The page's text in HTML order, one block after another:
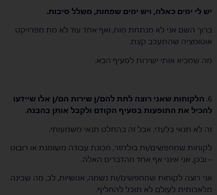
יש לי ימים כאלה, ויש ימים שפחות, משלל סיבות.
ברוך השם אני לא מנתחת מוח, ואף אחד עוד לא מת מפרויקט
אוטומציה שהתעכב קצת.
מה שמביא אותי ישירות לסעיף הבא.
6. הלקוחות שאני רוצה לתת להם/ן שירות הם/ן אלו שיידעו
להכיל את התופעות בסעיף הקודם ולקבל אותן בהבנה.
זה לא תנאי בלעדי, אבל זה בהחלט תנאי משמעותי.
לקוחות שמחפשים/ות בולדוזר, מכונת עבודה משומנת או רובוט
– ובכן, אני אינני אף אחד מהדברים האלה.
אני רוצה לקוחות שמחפשים/ות נשמה, אנושיות, לב. מה שבינה
מלאכותית לעולם לא תוכל להחליף.